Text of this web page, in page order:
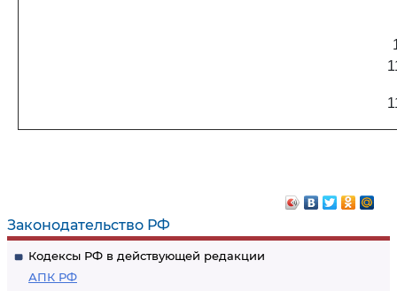
Законодательство РФ
Кодексы РФ в действующей редакции
АПК РФ